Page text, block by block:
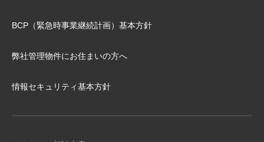
BCP（緊急時事業継続計画）基本⽅針
弊社管理物件にお住まいの⽅へ
情報セキュリティ基本方針